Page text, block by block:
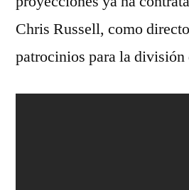
Chris Russell, como
patrocinios para la división